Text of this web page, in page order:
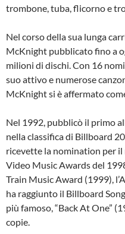
trombone, tuba, flicorno e
Nel corso della sua lunga
McKnight pubblicato fino a
milioni di dischi. Con 16
suo attivo e numerose
McKnight si è affermato
Nel 1992, pubblicò il primo
nella classifica di Billboard
ricevette la nomination per
Video Music Awards del
Train Music Award (1999),
ha raggiunto il Billboard
più famoso, “Back At One”
copie.